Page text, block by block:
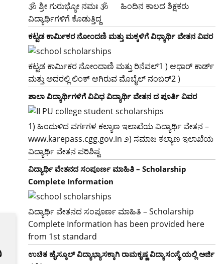
🕉 ಶ್ರೀ ಗುರುಭ್ಯೋ ನಮಃ 🕉 ‌ ‌ ‌ ‌ ‌ ಹಿಂದಿನ ಕಾಲದ ಶಿಕ್ಷಕರು
ವಿದ್ಯಾರ್ಥಿಗಳಿಗೆ ಕೊಡುತ್ತಿದ್ದ
ಕಟ್ಟಡ ಕಾರ್ಮಿಕರ ನೋಂದಣಿ ಮತ್ತು ಮಕ್ಕಳಿಗೆ ವಿಧ್ಯಾರ್ಥಿ ವೇತನ ವಿವರ
ಕಟ್ಟಡ ಕಾರ್ಮಿಕರ ನೋಂದಾಣಿ ಮತ್ತು ರಿನೆವಲ್1 ) ಆಧಾರ್‌ ಕಾರ್ಡ್
ಮತ್ತು ಅದರಲ್ಲಿ ಲಿಂಕ್ ಆಗಿರುವ ಮೊಬೈಲ್ ನಂಬರ್2 )
ಶಾಲಾ ವಿದ್ಯಾರ್ಥಿಗಳಿಗೆ ವಿವಿಧ ವಿದ್ಯಾರ್ಥಿ ವೇತನ ದ ಪೂರ್ತಿ ವಿವರ
1) ಹಿಂದುಳಿದ ವರ್ಗಗಳ ಕಲ್ಯಾಣ ಇಲಾಖೆಯ ವಿದ್ಯಾರ್ಥಿ ವೇತನ –
www.karepass.cgg.gov.in ೨) ಸಮಾಜ ಕಲ್ಯಾಣ ಇಲಾಖೆಯ
ವಿದ್ಯಾರ್ಥಿ ವೇತನ ಪರಿಶಿಷ್ಟ
ವಿದ್ಯಾರ್ಥಿ ವೇತನದ ಸಂಪೂರ್ಣ ಮಾಹಿತಿ – Scholarship
Complete Information
ವಿದ್ಯಾರ್ಥಿ ವೇತನದ ಸಂಪೂರ್ಣ ಮಾಹಿತಿ – Scholarship
Complete Information has been provided here
from 1st standard
ಉಚಿತ ಹೈಸ್ಕೂಲ್ ವಿದ್ಯಾಭ್ಯಾಸಕ್ಕಾಗಿ ರಾಮಕೃಷ್ಣ ವಿದ್ಯಾಸಂಸ್ಥೆ ಯಲ್ಲಿ ಅರ್ಜಿ